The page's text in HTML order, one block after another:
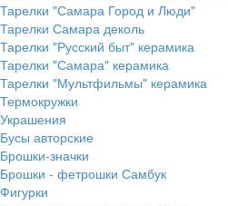
Тарелки "Самара Город и Люди"
Тарелки Самара деколь
Тарелки "Русский быт" керамика
Тарелки "Самара" керамика
Тарелки "Мультфильмы" керамика
Термокружки
Украшения
Бусы авторские
Брошки-значки
Брошки - фетрошки Самбук
Фигурки